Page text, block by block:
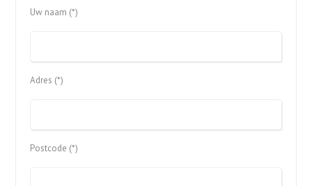
Uw naam (*)
Adres (*)
Postcode (*)